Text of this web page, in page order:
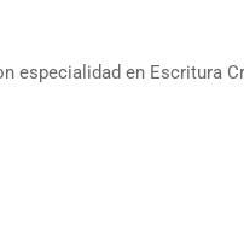
especialidad en Escritura